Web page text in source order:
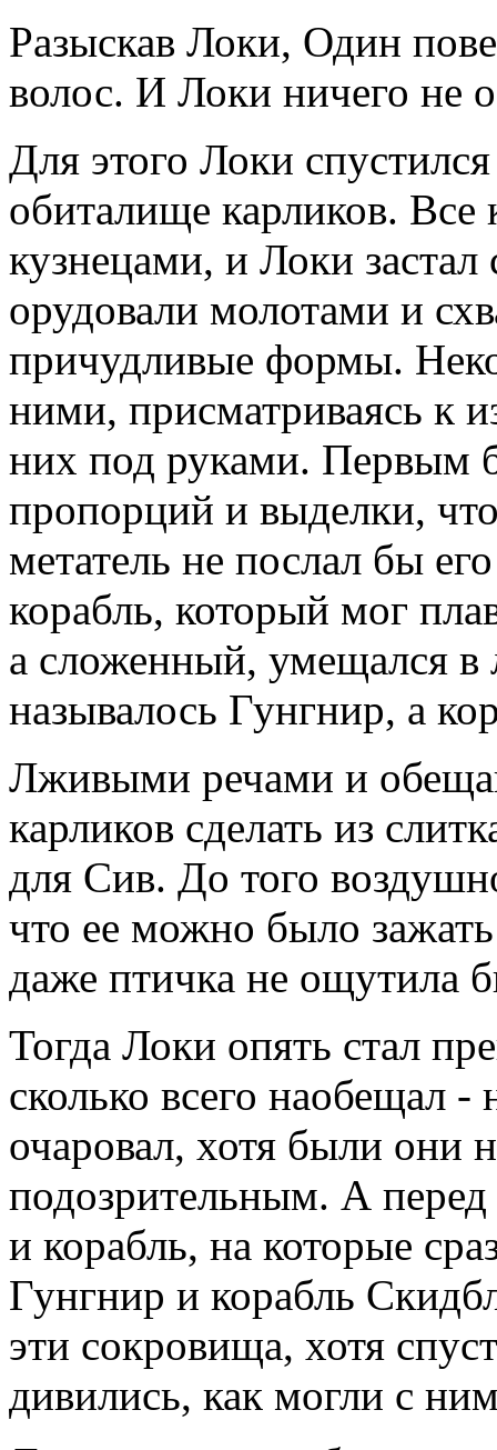
Разыскав Локи, Один
волос. И Локи ничего не
Для этого Локи
обиталище карликов.
кузнецами, и Локи
орудовали молотами и
причудливые формы.
ними, присматриваясь к
них под руками. Первым
пропорций и выделки,
метатель не послал бы
корабль, который мог
а сложенный, умещался
называлось Гунгнир, а
Лживыми речами и
карликов сделать из
для Сив. До того
что ее можно было
даже птичка не ощутила
Тогда Локи опять стал
сколько всего наобещал -
очаровал, хотя были они
подозрительным. А
и корабль, на которые
Гунгнир и корабль
эти сокровища, хотя
дивились, как могли с